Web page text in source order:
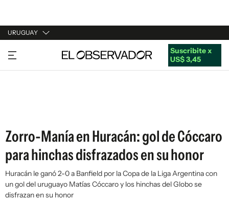
URUGUAY
URUGUAY
ARGENTINA
Suscribite x
US$ 3,45
Zorro-Manía en Huracán: gol de Cóccaro
para hinchas disfrazados en su honor
Huracán le ganó 2-0 a Banfield por la Copa de la Liga Argentina con
un gol del uruguayo Matías Cóccaro y los hinchas del Globo se
disfrazan en su honor